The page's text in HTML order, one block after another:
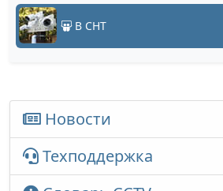
В СНТ
Новости
Техподдержка